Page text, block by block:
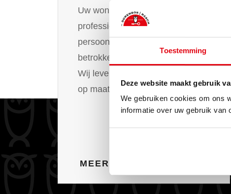
Toestemming
Deze website maakt gebruik
We gebruiken cookies om ons
informatie over uw gebruik van
Uw woning verkopen met de
professionele begeleiding en
persoonlijke aandacht van een
betrokken en kundige makelaar.
Wij leveren verkoopbegeleiding
op maat.
MEER INFORMATIE